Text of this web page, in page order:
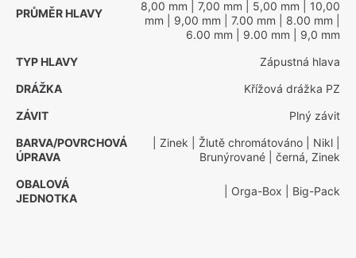
PRŮMĚR HLAVY
8,00 mm | 7,00 mm | 5,00 mm | 10,00
mm | 9,00 mm | 7.00 mm | 8.00 mm
6.00 mm | 9.00 mm | 9,0 mm
TYP HLAVY
Zápustná hlava
DRÁŽKA
Křížová drážka PZ
ZÁVIT
Plný závit
BARVA/POVRCHOVÁ
ÚPRAVA
| Zinek | Žlutě chromátováno | Nikl
Brunýrované | černá, Zinek
OBALOVÁ
JEDNOTKA
| Orga-Box | Big-Pack